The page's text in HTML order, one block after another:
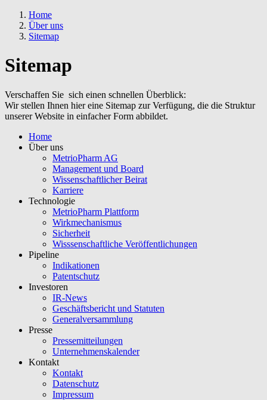
Home
Über uns
Sitemap
Sitemap
Verschaffen Sie sich einen schnellen Überblick:
Wir stellen Ihnen hier eine Sitemap zur Verfügung, die die Struktur
unserer Website in einfacher Form abbildet.
Home
Über uns
MetrioPharm AG
Management und Board
Wissenschaftlicher Beirat
Karriere
Technologie
MetrioPharm Plattform
Wirkmechanismus
Sicherheit
Wisssenschaftliche Veröffentlichungen
Pipeline
Indikationen
Patentschutz
Investoren
IR-News
Geschäftsbericht und Statuten
Generalversammlung
Presse
Pressemitteilungen
Unternehmenskalender
Kontakt
Kontakt
Datenschutz
Impressum